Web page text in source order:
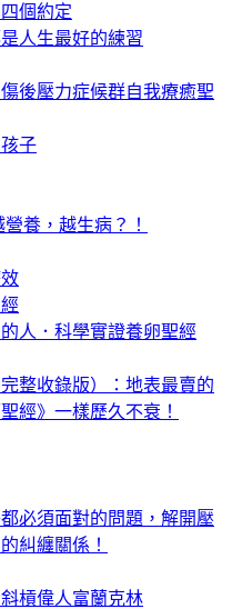
個約定
人生最好的練習
後壓力症候群自我療癒聖
子
養，越生病？！
人．科學實證養卵聖經
整收錄版）：地表最賣的
經》一樣歷久不衰！
必須面對的問題，解開壓
糾纏關係！
槓偉人富蘭克林